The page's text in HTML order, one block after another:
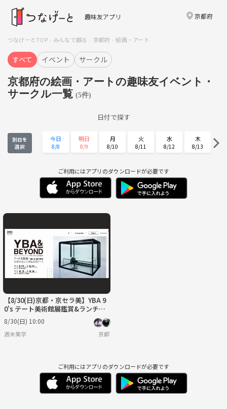
趣味友アプリ 京都府
つなげーとTOP みんなで観る 京都府 絵画・アート
すべて イベント サークル
京都府の絵画・アートの趣味友イベント・
サークル一覧 (5件)
日付で探す
別日を
選択
今日
8/8
明日
8/9
月
8/10
火
8/11
水
8/12
木
8/13
8/14 8/15 8/16 8/17 8/18
木
8/20
金
8/21
日
8/23
月
8/24
8/28
火 水
9/2
ご利用にはアプリのダウンロードが必要です
【8/30(日)京都・京セラ美】YBA 9
0's テート美術館展鑑賞&ランチ会
🖼️
8/30(日) 10:00
週末美学 京都
ご利用にはアプリのダウンロードが必要です